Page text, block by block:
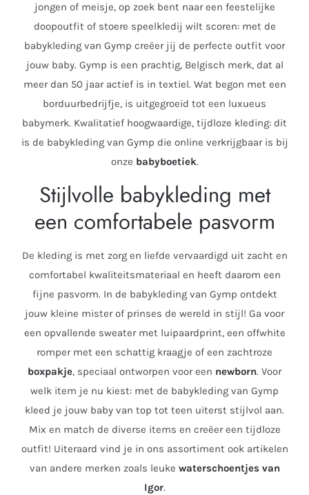
jongen of meisje, op zoek bent naar een feestelijke
doopoutfit of stoere speelkledij wilt scoren: met de
babykleding van Gymp creëer jij de perfecte outfit voor
jouw baby. Gymp is een prachtig, Belgisch merk, dat al
meer dan 50 jaar actief is in textiel. Wat begon met een
borduurbedrijfje, is uitgegroeid tot een luxueus
babymerk. Kwalitatief hoogwaardige, tijdloze kleding: dit
is de babykleding van Gymp die online verkrijgbaar is bij
onze babyboetiek.
Stijlvolle babykleding met
een comfortabele pasvorm
De kleding is met zorg en liefde vervaardigd uit zacht en
comfortabel kwaliteitsmateriaal en heeft daarom een
fijne pasvorm. In de babykleding van Gymp ontdekt
jouw kleine mister of prinses de wereld in stijl! Ga voor
een opvallende sweater met luipaardprint, een offwhite
romper met een schattig kraagje of een zachtroze
boxpakje, speciaal ontworpen voor een newborn. Voor
welk item je nu kiest: met de babykleding van Gymp
kleed je jouw baby van top tot teen uiterst stijlvol aan.
Mix en match de diverse items en creëer een tijdloze
outfit! Uiteraard vind je in ons assortiment ook artikelen
van andere merken zoals leuke waterschoentjes van
Igor.